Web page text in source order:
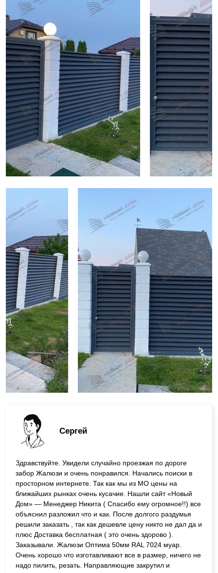
Сергей
Здравствуйте. Увидели случайно проезжая по дороге
забор Жалюзи и очень понравился. Начались поиски в
просторном интернете. Так как мы из МО цены на
ближайших рынках очень кусачие. Нашли сайт «Новый
Дом» — Менеджер Никита ( Спасибо ему огромное!!) все
объяснил разложил что и как. После долгого раздумья
решили заказать , так как дешевле цену никто не дал да и
плюс Доставка бесплатная ( это очень здорово ).
Заказывали. Жалюзи Оптима 50мм RAL 7024 муар.
Очень хорошо что изготавливают все в размер, ничего не
надо пилить, резать. Направляющие закрутил и